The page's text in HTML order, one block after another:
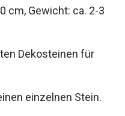
cm, Gewicht: ca. 2-3
Dekosteinen für
einzelnen Stein.